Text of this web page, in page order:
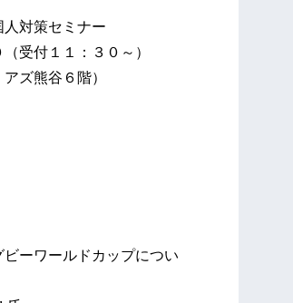
対策セミナー
受付１１：３０～）
ズ熊谷６階）
ールドカップについ